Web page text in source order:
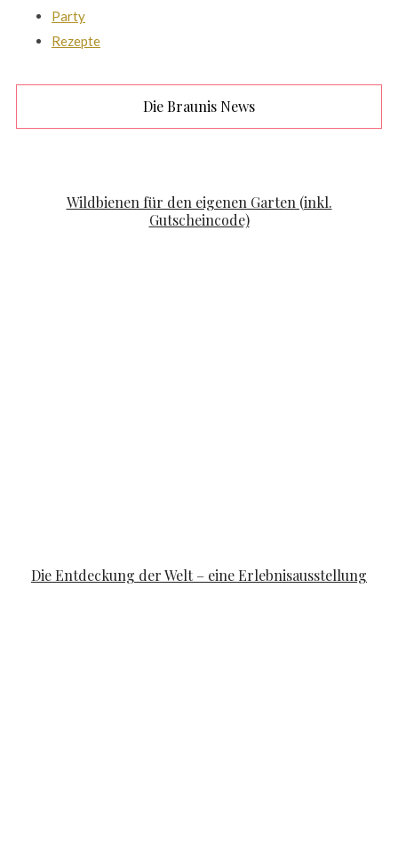
Party
Rezepte
Die Braunis News
Wildbienen für den eigenen Garten (inkl.
Gutscheincode)
Die Entdeckung der Welt – eine Erlebnisausstellung